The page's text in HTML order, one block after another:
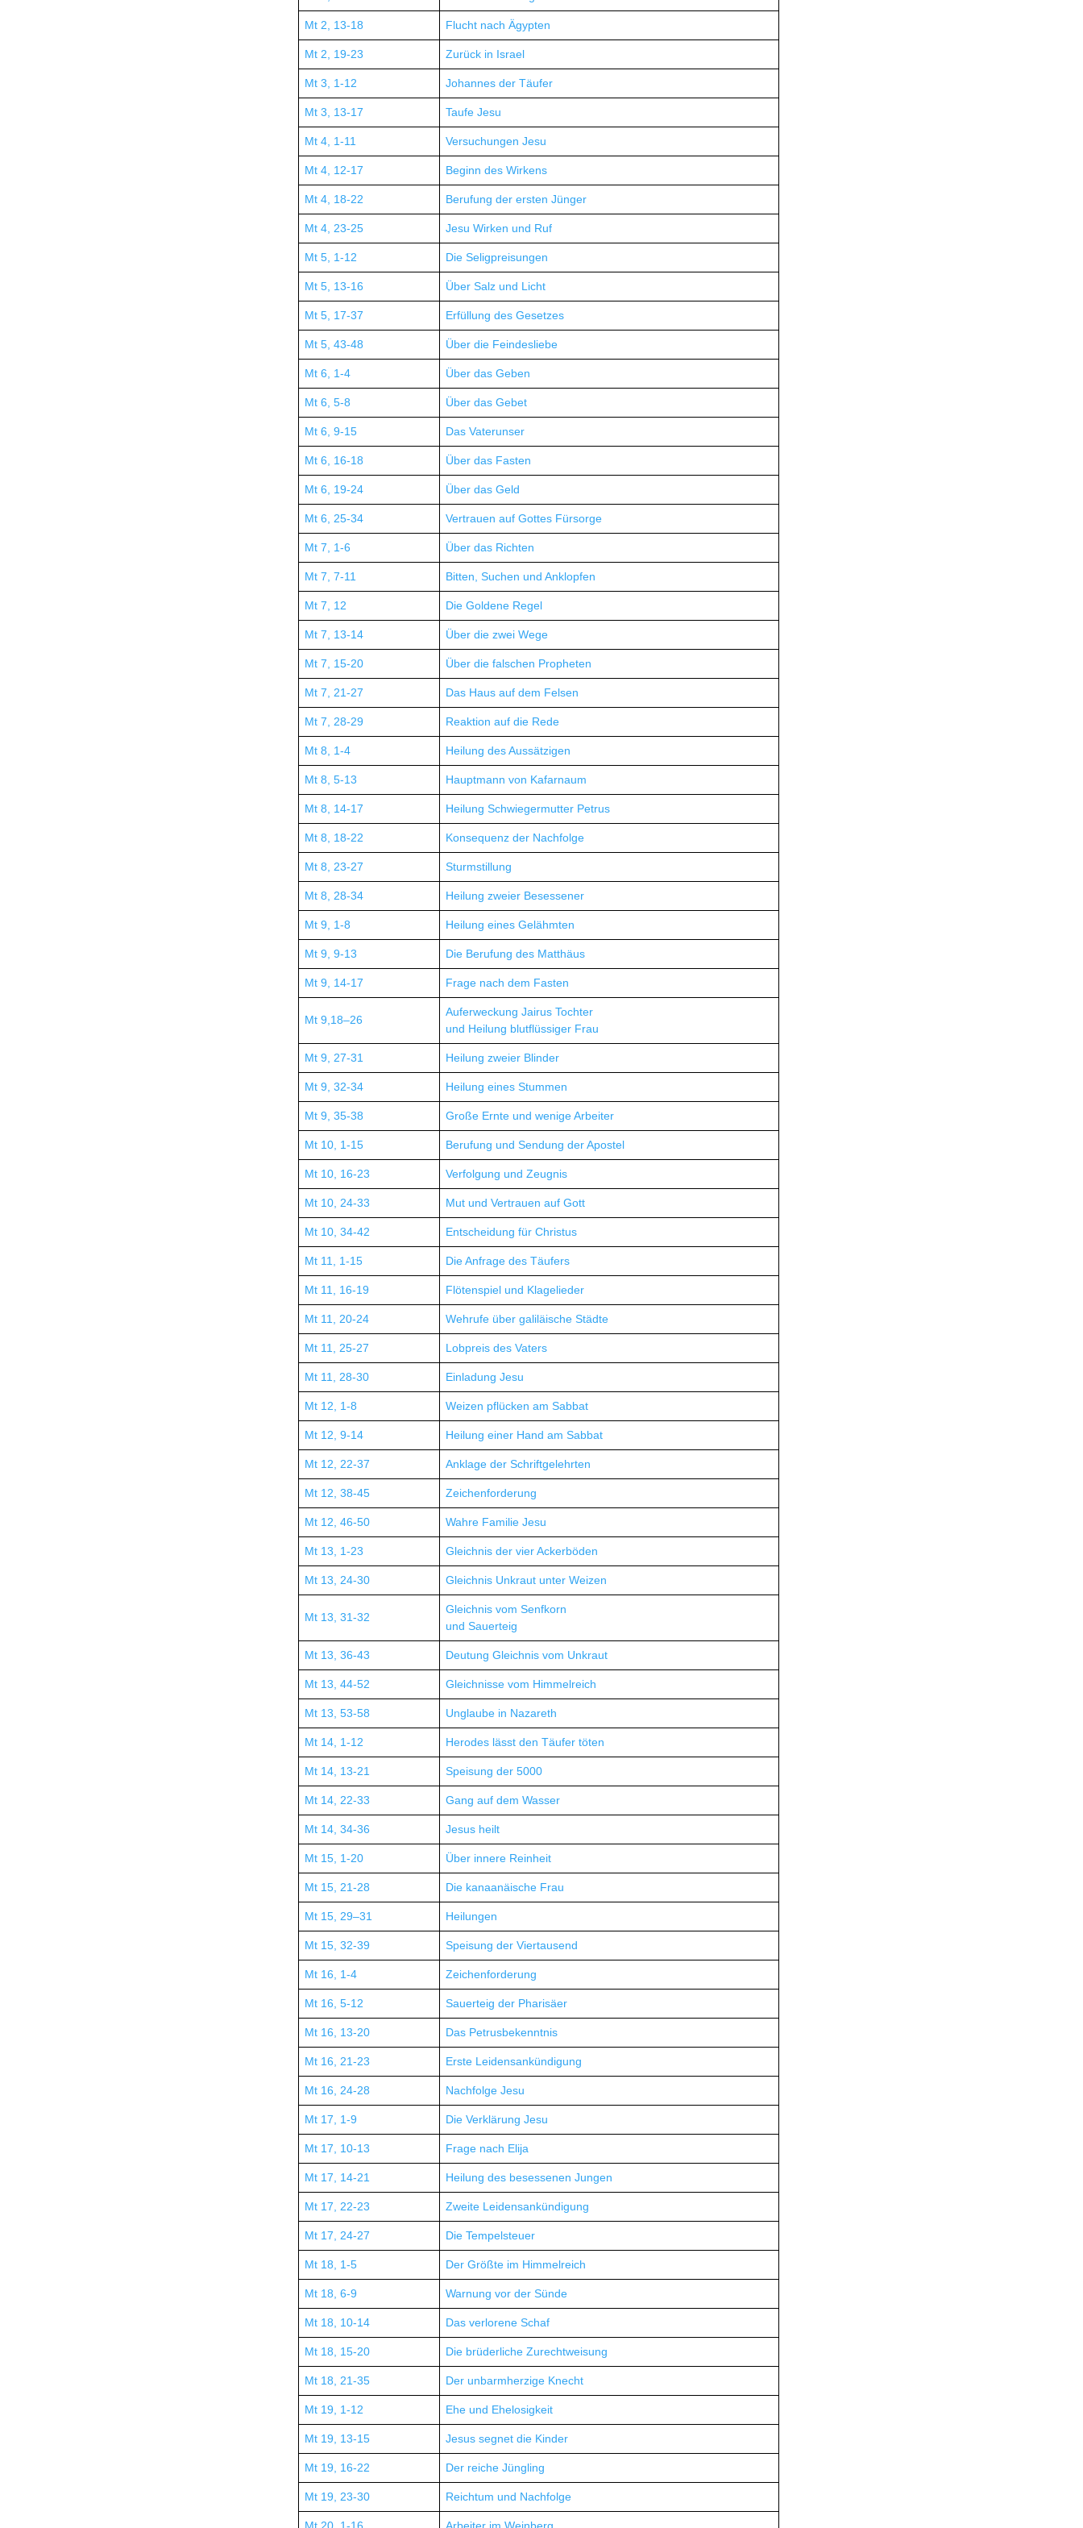
Mt 2, 13-18 Flucht nach Ägypten
Mt 2, 19-23 Zurück in Israel
Mt 3, 1-12 Johannes der Täufer
Mt 3, 13-17 Taufe Jesu
Mt 4, 1-11 Versuchungen Jesu
Mt 4, 12-17 Beginn des Wirkens
Mt 4, 18-22 Berufung der ersten Jünger
Mt 4, 23-25 Jesu Wirken und Ruf
Mt 5, 1-12 Die Seligpreisungen
Mt 5, 13-16 Über Salz und Licht
Mt 5, 17-37 Erfüllung des Gesetzes
Mt 5, 43-48 Über die Feindesliebe
Mt 6, 1-4 Über das Geben
Mt 6, 5-8 Über das Gebet
Mt 6, 9-15 Das Vaterunser
Mt 6, 16-18 Über das Fasten
Mt 6, 19-24 Über das Geld
Mt 6, 25-34 Vertrauen auf Gottes Fürsorge
Mt 7, 1-6 Über das Richten
Mt 7, 7-11 Bitten, Suchen und Anklopfen
Mt 7, 12 Die Goldene Regel
Mt 7, 13-14 Über die zwei Wege
Mt 7, 15-20 Über die falschen Propheten
Mt 7, 21-27 Das Haus auf dem Felsen
Mt 7, 28-29 Reaktion auf die Rede
Mt 8, 1-4 Heilung des Aussätzigen
Mt 8, 5-13 Hauptmann von Kafarnaum
Mt 8, 14-17 Heilung Schwiegermutter Petrus
Mt 8, 18-22 Konsequenz der Nachfolge
Mt 8, 23-27 Sturmstillung
Mt 8, 28-34 Heilung zweier Besessener
Mt 9, 1-8 Heilung eines Gelähmten
Mt 9, 9-13 Die Berufung des Matthäus
Mt 9, 14-17 Frage nach dem Fasten
Mt 9,18–26
Auferweckung Jairus Tochter
und Heilung blutflüssiger Frau
Mt 9, 27-31 Heilung zweier Blinder
Mt 9, 32-34 Heilung eines Stummen
Mt 9, 35-38 Große Ernte und wenige Arbeiter
Mt 10, 1-15 Berufung und Sendung der Apostel
Mt 10, 16-23 Verfolgung und Zeugnis
Mt 10, 24-33 Mut und Vertrauen auf Gott
Mt 10, 34-42 Entscheidung für Christus
Mt 11, 1-15 Die Anfrage des Täufers
Mt 11, 16-19 Flötenspiel und Klagelieder
Mt 11, 20-24 Wehrufe über galiläische Städte
Mt 11, 25-27 Lobpreis des Vaters
Mt 11, 28-30 Einladung Jesu
Mt 12, 1-8 Weizen pflücken am Sabbat
Mt 12, 9-14 Heilung einer Hand am Sabbat
Mt 12, 22-37 Anklage der Schriftgelehrten
Mt 12, 38-45 Zeichenforderung
Mt 12, 46-50 Wahre Familie Jesu
Mt 13, 1-23 Gleichnis der vier Ackerböden
Mt 13, 24-30 Gleichnis Unkraut unter Weizen
Mt 13, 31-32
Gleichnis vom Senfkorn
und Sauerteig
Mt 13, 36-43 Deutung Gleichnis vom Unkraut
Mt 13, 44-52 Gleichnisse vom Himmelreich
Mt 13, 53-58 Unglaube in Nazareth
Mt 14, 1-12 Herodes lässt den Täufer töten
Mt 14, 13-21 Speisung der 5000
Mt 14, 22-33 Gang auf dem Wasser
Mt 14, 34-36 Jesus heilt
Mt 15, 1-20 Über innere Reinheit
Mt 15, 21-28 Die kanaanäische Frau
Mt 15, 29–31 Heilungen
Mt 15, 32-39 Speisung der Viertausend
Mt 16, 1-4 Zeichenforderung
Mt 16, 5-12 Sauerteig der Pharisäer
Mt 16, 13-20 Das Petrusbekenntnis
Mt 16, 21-23 Erste Leidensankündigung
Mt 16, 24-28 Nachfolge Jesu
Mt 17, 1-9 Die Verklärung Jesu
Mt 17, 10-13 Frage nach Elija
Mt 17, 14-21 Heilung des besessenen Jungen
Mt 17, 22-23 Zweite Leidensankündigung
Mt 17, 24-27 Die Tempelsteuer
Mt 18, 1-5 Der Größte im Himmelreich
Mt 18, 6-9 Warnung vor der Sünde
Mt 18, 10-14 Das verlorene Schaf
Mt 18, 15-20 Die brüderliche Zurechtweisung
Mt 18, 21-35 Der unbarmherzige Knecht
Mt 19, 1-12 Ehe und Ehelosigkeit
Mt 19, 13-15 Jesus segnet die Kinder
Mt 19, 16-22 Der reiche Jüngling
Mt 19, 23-30 Reichtum und Nachfolge